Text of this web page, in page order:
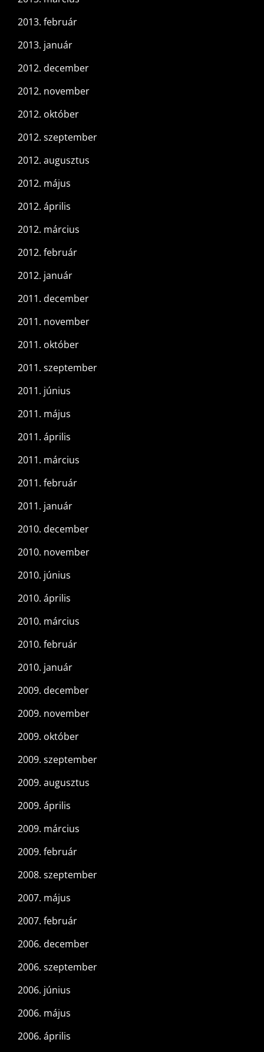
2013. február
2013. január
2012. december
2012. november
2012. október
2012. szeptember
2012. augusztus
2012. május
2012. április
2012. március
2012. február
2012. január
2011. december
2011. november
2011. október
2011. szeptember
2011. június
2011. május
2011. április
2011. március
2011. február
2011. január
2010. december
2010. november
2010. június
2010. április
2010. március
2010. február
2010. január
2009. december
2009. november
2009. október
2009. szeptember
2009. augusztus
2009. április
2009. március
2009. február
2008. szeptember
2007. május
2007. február
2006. december
2006. szeptember
2006. június
2006. május
2006. április